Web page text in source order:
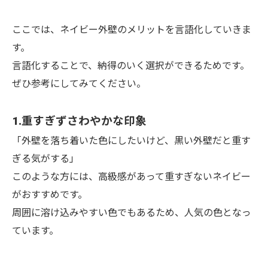
ここでは、ネイビー外壁のメリットを言語化していきま
す。
言語化することで、納得のいく選択ができるためです。
ぜひ参考にしてみてください。
1.重すぎずさわやかな印象
「外壁を落ち着いた色にしたいけど、黒い外壁だと重す
ぎる気がする」
このような方には、高級感があって重すぎないネイビー
がおすすめです。
周囲に溶け込みやすい色でもあるため、人気の色となっ
ています。